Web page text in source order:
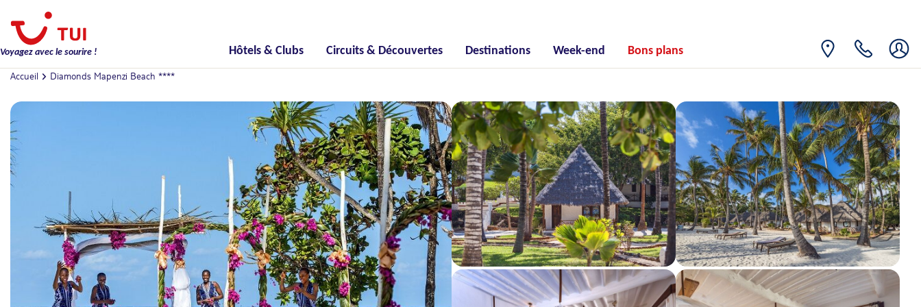
Voyagez avec le sourire ! Hôtels & Clubs Circuits & Découvertes Destinations Week-end Bons plans
Accueil Diamonds Mapenzi Beach ****
Retour le
22/03/2027
18 850€/pers.
23/03/2027
19
MARS
850€/pers.
Retour le
24/03/2027
SAM.
20
MARS
850€/pers.
Retour le
25/03/2027
DIM.
21
MARS
850€/pers.
Retour le
26/03/2027
LUN.
22 850€/pers.
Retour le
27/03/2027